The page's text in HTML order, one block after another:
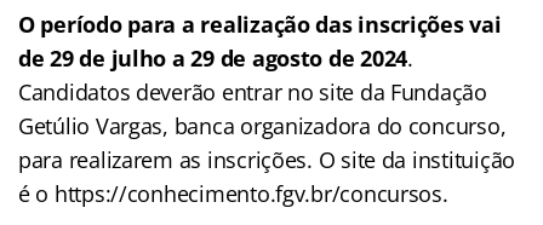
O período para a realização das inscrições vai
de 29 de julho a 29 de agosto de 2024.
Candidatos deverão entrar no site da Fundação
Getúlio Vargas, banca organizadora do concurso,
para realizarem as inscrições. O site da instituição
é o https://conhecimento.fgv.br/concursos.